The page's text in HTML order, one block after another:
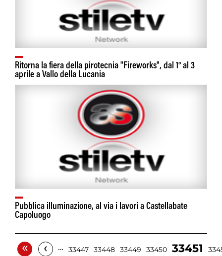
Ritorna la fiera della pirotecnia "Fireworks", dal 1° al 3
aprile a Vallo della Lucania
Pubblica illuminazione, al via i lavori a Castellabate
Capoluogo
« ‹ … 33447 33448 33449 33450 33451